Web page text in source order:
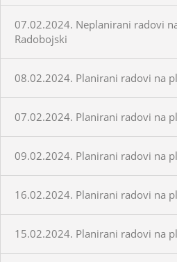
07.02.2024. Neplanirani radovi
Radobojski
08.02.2024. Planirani radovi na
07.02.2024. Planirani radovi na
09.02.2024. Planirani radovi na
16.02.2024. Planirani radovi na
15.02.2024. Planirani radovi na